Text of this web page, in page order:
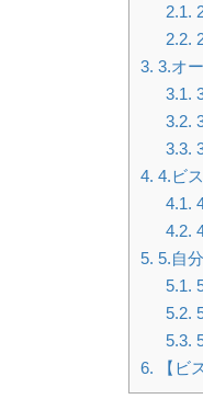
2.1.
2.2.
3. 3.オ
3.1.
3.2.
3.3.
4. 4.ビ
4.1.
4.2.
5. 5.自
5.1.
5.2.
5.3.
6. 【ビ